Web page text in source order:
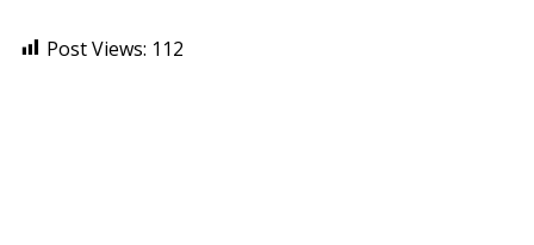
Post Views: 112